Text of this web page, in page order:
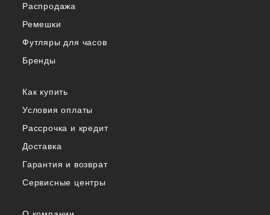
Распродажа
Ремешки
Футляры для часов
Бренды
Как купить
Условия оплаты
Рассрочка и кредит
Доставка
Гарантия и возврат
Сервисные центры